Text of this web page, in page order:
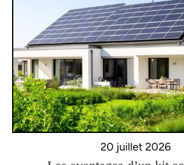
20 juillet 2026